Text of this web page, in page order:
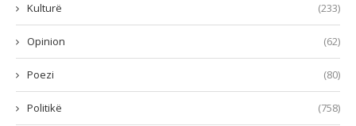
Kulturë (233)
Opinion (62)
Poezi (80)
Politikë (758)